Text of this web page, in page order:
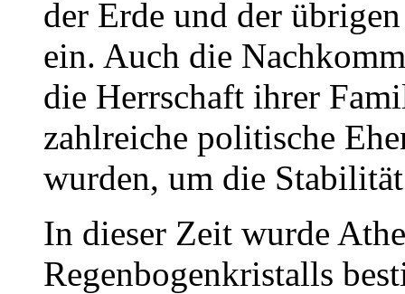
der Erde und der
ein. Auch die
die Herrschaft ihrer
zahlreiche politische
wurden, um die
In dieser Zeit wurde
Regenbogenkristalls